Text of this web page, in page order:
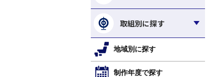
取組別に探す
地域別に探す
制作年度で探す